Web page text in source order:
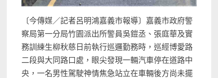
〔今傳媒／記者呂明鴻嘉義市報導〕嘉義市政府警
察局第一分局竹園派出所警員吳鎧丞、張庭華及實
務訓練生柳秋慈日前執行巡邏勤務時，巡經博愛路
二段與大同路口處，眼尖發現一輛汽車停在道路中
央，一名男性駕駛神情焦急站立在車輛後方尚未擺